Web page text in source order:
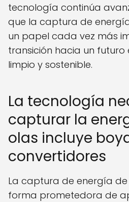
tecnología continúa
que la captura de
un papel cada vez más
transición hacia un futuro
limpio y sostenible.
La tecnología
capturar la
olas incluye
convertidores
La captura de energía de
forma prometedora de